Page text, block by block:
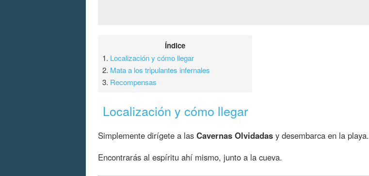
Índice
1. Localización y cómo llegar
2. Mata a los tripulantes infernales
3. Recompensas
Localización y cómo llegar
Simplemente dirígete a las Cavernas Olvidadas y desembarca en la playa.
Encontrarás al espíritu ahí mismo, junto a la cueva.